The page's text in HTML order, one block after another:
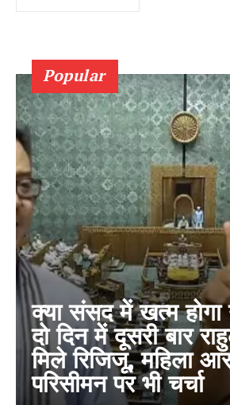
Popular
क्या संसद में खत्म होगा
दो दिन में दूसरी बार
मिले रिजिजू, महिला
परिसीमन पर भी चर्चा